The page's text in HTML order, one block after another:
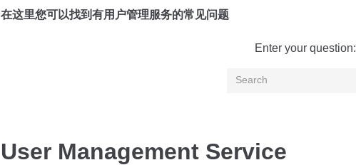
在这里您可以找到有用户管理服务的常见问题
Enter your question:
User Management Service